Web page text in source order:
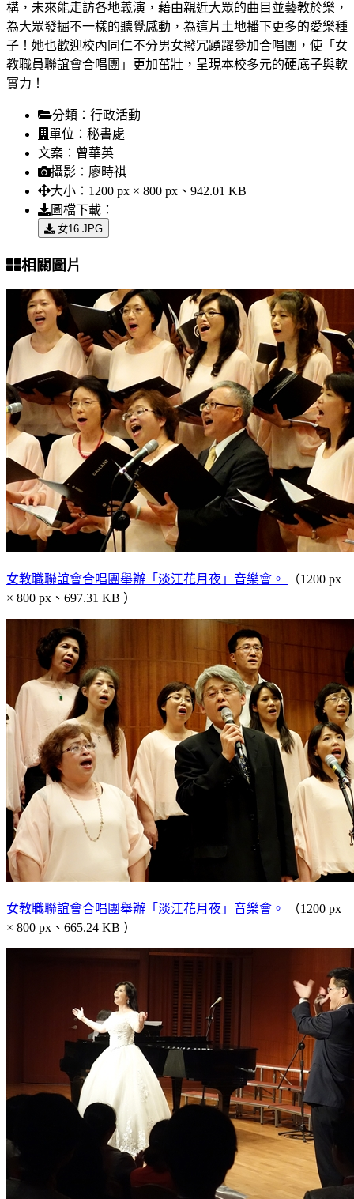
構，未來能走訪各地義演，藉由親近大眾的曲目並藝教於樂，
為大眾發掘不一樣的聽覺感動，為這片土地播下更多的愛樂種
子！她也歡迎校內同仁不分男女撥冗踴躍參加合唱團，使「女
教職員聯誼會合唱團」更加茁壯，呈現本校多元的硬底子與軟
實力！
分類： 行政活動
單位： 秘書處
文案： 曾華英
攝影： 廖時祺
大小： 1200 px × 800 px、942.01 KB
圖檔下載：
女16.JPG
相關圖片
女教職聯誼會合唱團舉辦「淡江花月夜」音樂會。
（1200 px
× 800 px、697.31 KB ）
女教職聯誼會合唱團舉辦「淡江花月夜」音樂會。
（1200 px
× 800 px、665.24 KB ）